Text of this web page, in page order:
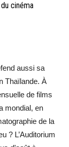
cinéma
aussi sa
Thaïlande. À
de films
mondial, en
de la
? L’Auditorium